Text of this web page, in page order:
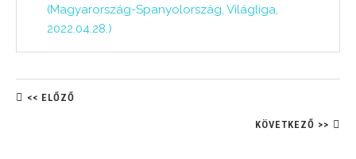
(Magyarország-Spanyolország, Világliga,
2022.04.28.)
<< ELŐZŐ
KÖVETKEZŐ >>